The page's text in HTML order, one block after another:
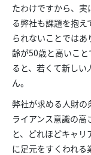
たわけですから、
る弊社も課題を抱え
られないことでは
齢が50歳と高いこ
ると、若くて新し
ん。
弊社が求める人財の
ライアンス意識の
と、どれほどキャ
に足元をすくわれる